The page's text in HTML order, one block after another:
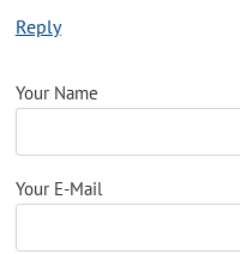
Reply
Your Name
Your E-Mail